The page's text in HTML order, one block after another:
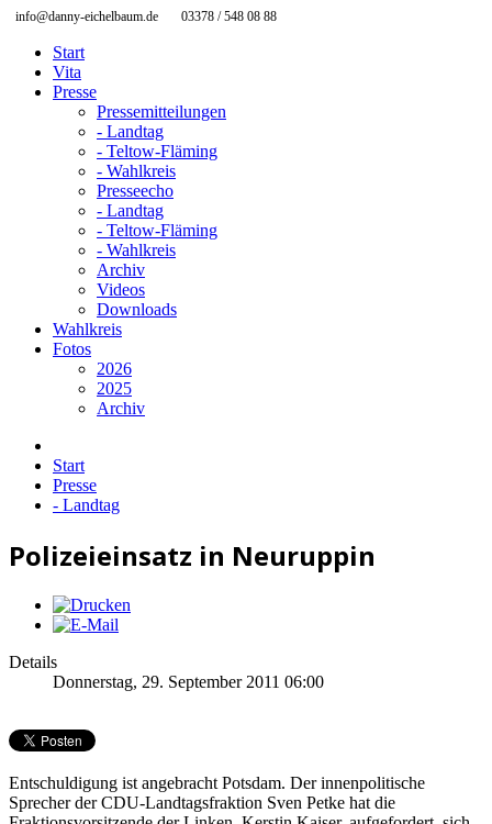
info@danny-eichelbaum.de 03378 / 548 08 88
Start
Vita
Presse
Pressemitteilungen
- Landtag
- Teltow-Fläming
- Wahlkreis
Presseecho
- Landtag
- Teltow-Fläming
- Wahlkreis
Archiv
Videos
Downloads
Wahlkreis
Fotos
2026
2025
Archiv
Start
Presse
- Landtag
Polizeieinsatz in Neuruppin
Details
Donnerstag, 29. September 2011 06:00
Entschuldigung ist angebracht Potsdam. Der innenpolitische
Sprecher der CDU-Landtagsfraktion Sven Petke hat die